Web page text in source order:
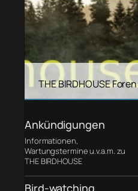
THE BIRDHOUSE Foren
Ankündigungen
Informationen,
Wartungstermine u.v.a.m. zu
THE BIRDHOUSE
Bird-watching